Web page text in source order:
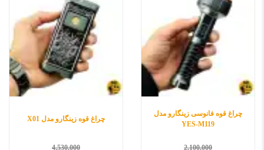
چراغ قوه فانوسی زینگارو مدل
YES-M119
2,100,000
چراغ قوه زینگارو مدل X01
4,530,000